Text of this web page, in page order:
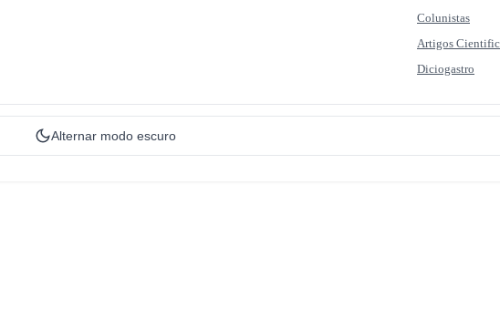
Colunistas
Artigos
Diciogastro
Alternar modo escuro